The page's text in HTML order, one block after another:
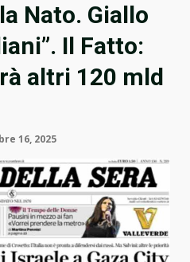
Nato. Giallo
Il Fatto:
altri 120 mld
16, 2025